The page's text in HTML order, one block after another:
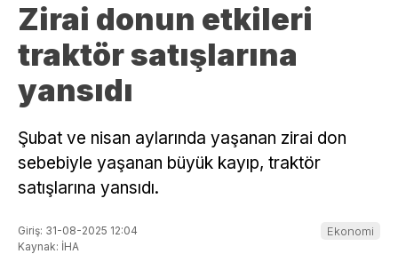
Zirai donun etkileri
traktör satışlarına
yansıdı
Şubat ve nisan aylarında yaşanan zirai don
sebebiyle yaşanan büyük kayıp, traktör
satışlarına yansıdı.
Giriş: 31-08-2025 12:04
Kaynak: İHA
Ekonomi